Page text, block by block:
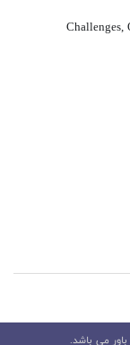
Challenges,
می باشد.